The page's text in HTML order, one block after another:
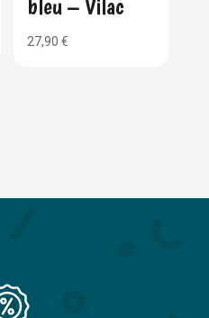
bleu – Vilac
27,90€